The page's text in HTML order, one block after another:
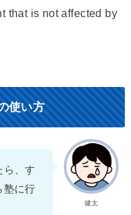
that is not affected by
使い方
健太
、す
塾に行